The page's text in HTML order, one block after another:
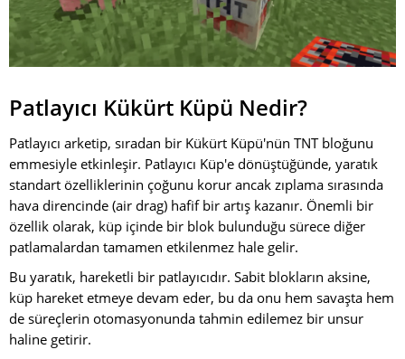
Patlayıcı Kükürt Küpü Nedir?
Patlayıcı arketip, sıradan bir Kükürt Küpü'nün TNT bloğunu
emmesiyle etkinleşir. Patlayıcı Küp'e dönüştüğünde, yaratık
standart özelliklerinin çoğunu korur ancak zıplama sırasında
hava direncinde (air drag) hafif bir artış kazanır. Önemli bir
özellik olarak, küp içinde bir blok bulunduğu sürece diğer
patlamalardan tamamen etkilenmez hale gelir.
Bu yaratık, hareketli bir patlayıcıdır. Sabit blokların aksine,
küp hareket etmeye devam eder, bu da onu hem savaşta hem
de süreçlerin otomasyonunda tahmin edilemez bir unsur
haline getirir.